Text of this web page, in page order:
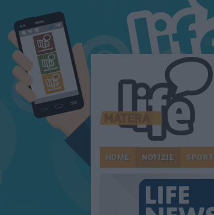
HOME NOTIZIE SPORT